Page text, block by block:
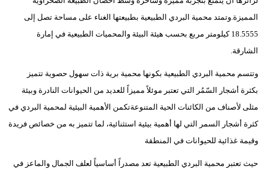
المميزة.وتمتد محمية البردي الطبيعية بطبيعتها الغناء على مساحة تصل إلى
18.5555 كيلومتر مربع بحسب هيئة البيئة والمحميات الطبيعية في إمارة
الشارقة.
وتتسم محمية البردي الطبيعية بكونها محمية برية ذات سهول حصوية تتميز
بكثرة أشجار السّمُر التي تعتبر موئلاً مميزاً للعديد من الحيوانات النادرة وبيئة
مثلى لأصناف من الكائنات الحية المتنوعةتكمن الأهمية البيئية لمحمية البردي في
كثرة أشجار السمر التي لها أهمية بيئية استثنائية، لما تتميز به من خصائص فريدة
وقيمة غذائية للحيوانات في المنطقة
حيث تعتبر محمية البردي الطبيعية تعد مصدراً أساسياً لعلف الجمال والماعز في